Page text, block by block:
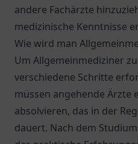
andere Fachärzte
medizinische Kenntnisse
Wie wird man
Um Allgemeinmediziner
verschiedene Schritte
müssen angehende Ärzte
absolvieren, das in der
dauert. Nach dem